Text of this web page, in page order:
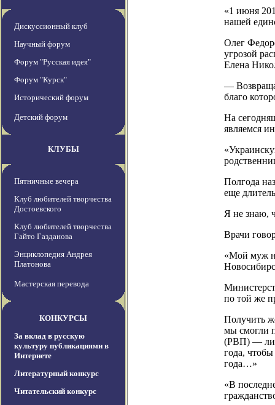
Дискуссионный клуб
Научный форум
Форум "Русская идея"
Форум "Курск"
Исторический форум
Детский форум
КЛУБЫ
Пятничные вечера
Клуб любителей творчества
Достоевского
Клуб любителей творчества
Гайто Газданова
Энциклопедия Андрея
Платонова
Мастерская перевода
КОНКУРСЫ
За вклад в русскую
культуру публикациями в
Интернете
Литературный конкурс
Читательский конкурс
«1 июня
нашей
Олег
угрозой
Елена
—
благо
На
являемся
Полгода
еще
Я не знаю,
Врачи
«Мой муж
по той же
Получить
мы смогли
(РВП) —
года,
года…»
«В